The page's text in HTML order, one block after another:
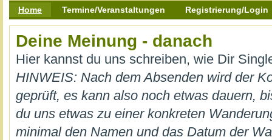
Home Termine/Veranstaltungen Registrierung/Login
Deine Meinung - danach
Hier kannst du uns schreiben, wie Dir
HINWEIS: Nach dem Absenden wird der
geprüft, es kann also noch etwas dauern,
du uns etwas zu einer konkreten
minimal den Namen und das Datum der